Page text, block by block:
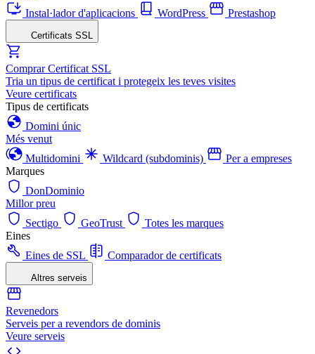
Instal·lador d'aplicacions
WordPress Prestashop
Certificats SSL
Comprar Certificat SSL
Tria un tipus de certificat i protegeix les teves visites
Veure certificats
Tipus de certificats
Domini únic
Més venut
Multidomini
Wildcard (subdominis)
Per a empreses
Marques
DonDominio
Millor preu
Sectigo
GeoTrust
Totes les marques
Eines
Eines de SSL
Comparador de certificats
Altres serveis
Revenedors
Serveis per a revendors de dominis
Veure serveis